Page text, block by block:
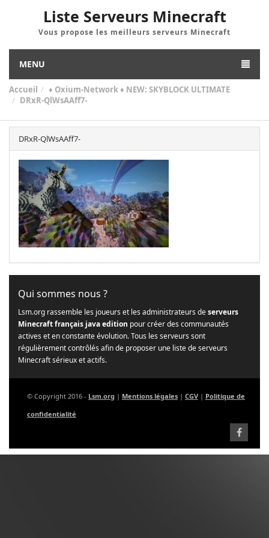
Liste Serveurs Minecraft
Vous propose les meilleurs serveurs Minecraft
MENU
Accueil
♦ Oxium-Network ♦ NEW: SKYBLOCK ULTIMATE
DRxR-QlWsAAff7-
DRxR-QlWsAAff7-
Qui sommes nous ?
Lsm.org rassemble les joueurs et les administrateurs deserveurs
Minecraft français java edition pour créer des communautés
actives et en constante évolution. Tous les serveurs sont
régulièrement contrôlés afin de proposer une liste de serveurs
Minecraft sérieux et actifs.
© Copyright 2016 - Lsm.org | Mentions légales | CGV | Politique de
confidentialité